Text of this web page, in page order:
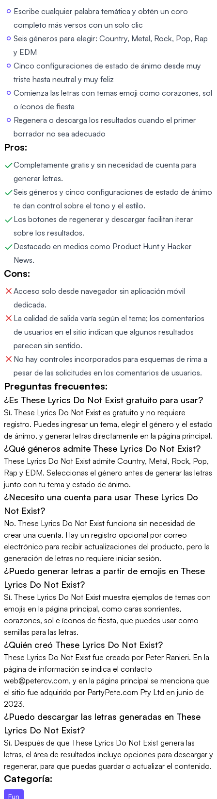
Escribe cualquier palabra temática y obtén un coro
completo más versos con un solo clic
Seis géneros para elegir: Country, Metal, Rock, Pop, Rap
y EDM
Cinco configuraciones de estado de ánimo desde muy
triste hasta neutral y muy feliz
Comienza las letras con temas emoji como corazones, sol
o íconos de fiesta
Regenera o descarga los resultados cuando el primer
borrador no sea adecuado
Pros:
Completamente gratis y sin necesidad de cuenta para
generar letras.
Seis géneros y cinco configuraciones de estado de ánimo
te dan control sobre el tono y el estilo.
Los botones de regenerar y descargar facilitan iterar
sobre los resultados.
Destacado en medios como Product Hunt y Hacker
News.
Cons:
Acceso solo desde navegador sin aplicación móvil
dedicada.
La calidad de salida varía según el tema; los comentarios
de usuarios en el sitio indican que algunos resultados
parecen sin sentido.
No hay controles incorporados para esquemas de rima a
pesar de las solicitudes en los comentarios de usuarios.
Preguntas frecuentes:
¿Es These Lyrics Do Not Exist gratuito para usar?
Sí. These Lyrics Do Not Exist es gratuito y no requiere
registro. Puedes ingresar un tema, elegir el género y el estado
de ánimo, y generar letras directamente en la página principal.
¿Qué géneros admite These Lyrics Do Not Exist?
These Lyrics Do Not Exist admite Country, Metal, Rock, Pop,
Rap y EDM. Seleccionas el género antes de generar las letras
junto con tu tema y estado de ánimo.
¿Necesito una cuenta para usar These Lyrics Do
Not Exist?
No. These Lyrics Do Not Exist funciona sin necesidad de
crear una cuenta. Hay un registro opcional por correo
electrónico para recibir actualizaciones del producto, pero la
generación de letras no requiere iniciar sesión.
¿Puedo generar letras a partir de emojis en These
Lyrics Do Not Exist?
Sí. These Lyrics Do Not Exist muestra ejemplos de temas con
emojis en la página principal, como caras sonrientes,
corazones, sol e íconos de fiesta, que puedes usar como
semillas para las letras.
¿Quién creó These Lyrics Do Not Exist?
These Lyrics Do Not Exist fue creado por Peter Ranieri. En la
página de información se indica el contacto
web@petercv.com, y en la página principal se menciona que
el sitio fue adquirido por PartyPete.com Pty Ltd en junio de
2023.
¿Puedo descargar las letras generadas en These
Lyrics Do Not Exist?
Sí. Después de que These Lyrics Do Not Exist genera las
letras, el área de resultados incluye opciones para descargar y
regenerar, para que puedas guardar o actualizar el contenido.
Categoría:
Fun